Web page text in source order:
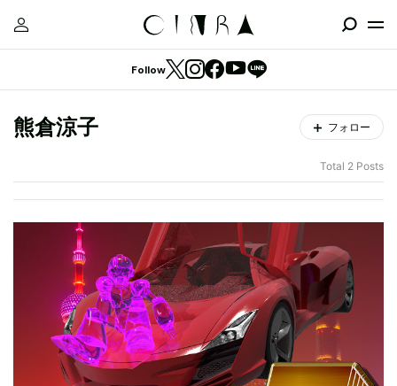
Follow
熊倉涼子 フォロー
Total 2 Posts